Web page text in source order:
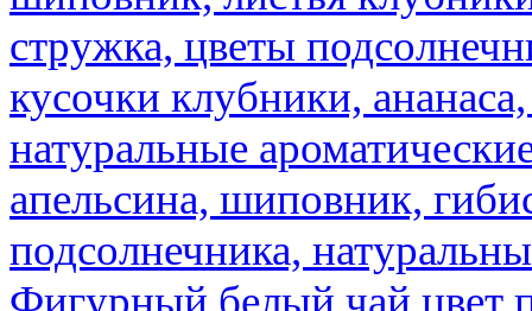
стружка, цветы
кусочки клубники,
натуральные
апельсина, шиповник,
подсолнечника,
Фигурный белый чай цвет